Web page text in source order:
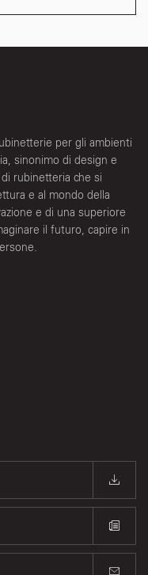
per gli ambienti
sinonimo di design e
rubinetteria che si
e al mondo della
e di una superiore
il futuro, capire in